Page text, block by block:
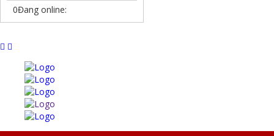
0Đang online: